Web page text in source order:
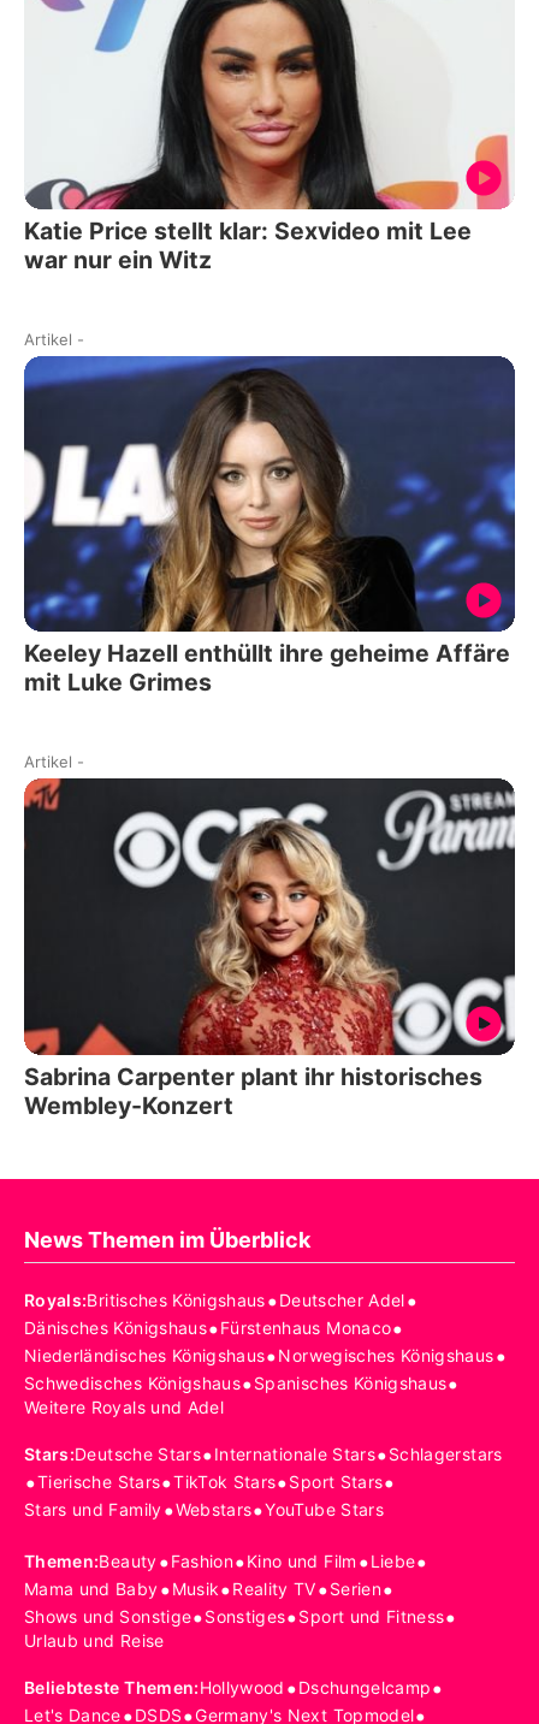
Katie Price stellt klar: Sexvideo mit Lee
war nur ein Witz
Artikel -
Keeley Hazell enthüllt ihre geheime Affäre
mit Luke Grimes
Artikel -
Sabrina Carpenter plant ihr historisches
Wembley-Konzert
News Themen im Überblick
Royals:Britisches Königshaus•Deutscher Adel•
Dänisches Königshaus•Fürstenhaus Monaco•
Niederländisches Königshaus•Norwegisches Königshaus•
Schwedisches Königshaus•Spanisches Königshaus•
Weitere Royals und Adel
Stars:Deutsche Stars•Internationale Stars•Schlagerstars
•Tierische Stars•TikTok Stars•Sport Stars•
Stars und Family•Webstars•YouTube Stars
Themen:Beauty•Fashion•Kino und Film •Liebe•
Mama und Baby•Musik•Reality TV•Serien•
Shows und Sonstige•Sonstiges•Sport und Fitness•
Urlaub und Reise
Beliebteste Themen:Hollywood •Dschungelcamp•
Let's Dance•DSDS•Germany's Next Topmodel•